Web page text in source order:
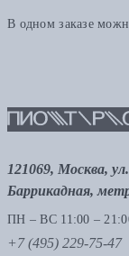
В одном заказе
121069, Москва,
Баррикадная,
ПН – ВС 11:00 –
+7 (495) 229-75-47